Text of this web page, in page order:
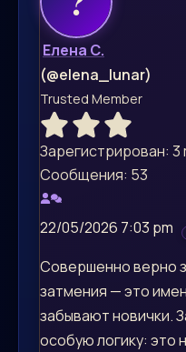
Елена С.
(@elena_lunar)
Trusted Member
Зарегистрирован: 3
Сообщения: 53
22/05/2026 7:03 pm
Совершенно верно
затмения — это
забывают новички.
особую логику: это